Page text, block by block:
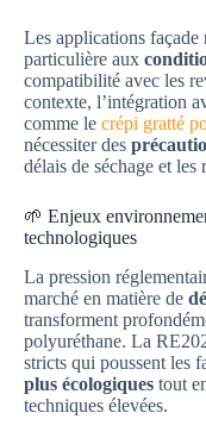
Les applications façade
particulière aux
compatibilité avec les
contexte, l’intégration
comme le crépi gratté
nécessiter des
délais de séchage et
🌱 Enjeux
technologiques
La pression
marché en matière de
transforment
polyuréthane. La
stricts qui poussent les
plus écologiques tout
techniques élevées.